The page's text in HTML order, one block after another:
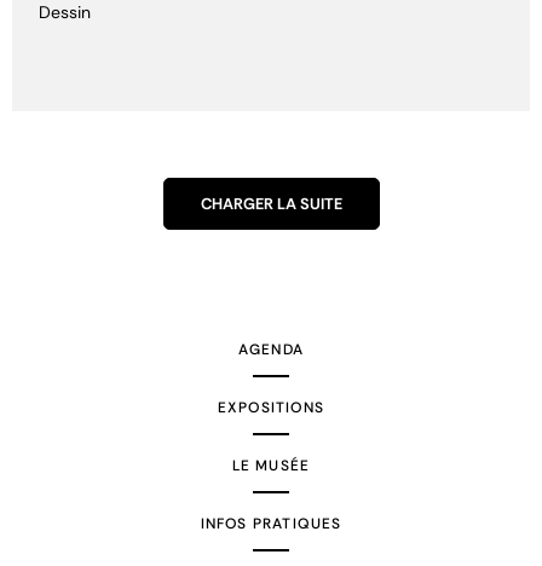
Dessin
CHARGER LA SUITE
AGENDA
EXPOSITIONS
LE MUSÉE
INFOS PRATIQUES